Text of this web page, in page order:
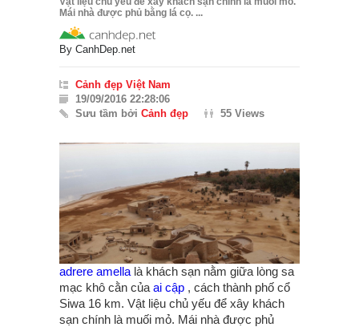
Mái nhà được phủ bằng lá cọ. ...
By CanhDep.net
Cảnh đẹp Việt Nam
19/09/2016 22:28:06
Sưu tầm bởi Cảnh đẹp 55 Views
adrere amella là khách sạn nằm giữa lòng sa
mạc khô cằn của ai cập , cách thành phố cổ
Siwa 16 km. Vật liệu chủ yếu để xây khách
sạn chính là muối mỏ. Mái nhà được phủ